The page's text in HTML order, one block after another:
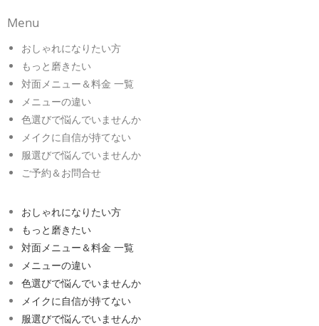
Menu
おしゃれになりたい方
もっと磨きたい
対面メニュー＆料金 一覧
メニューの違い
色選びで悩んでいませんか
メイクに自信が持てない
服選びで悩んでいませんか
ご予約＆お問合せ
おしゃれになりたい方
もっと磨きたい
対面メニュー＆料金 一覧
メニューの違い
色選びで悩んでいませんか
メイクに自信が持てない
服選びで悩んでいませんか